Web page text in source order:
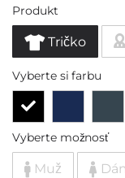
Produkt
Tričko
Vyberte si farbu
Vyberte možnosť
Muž